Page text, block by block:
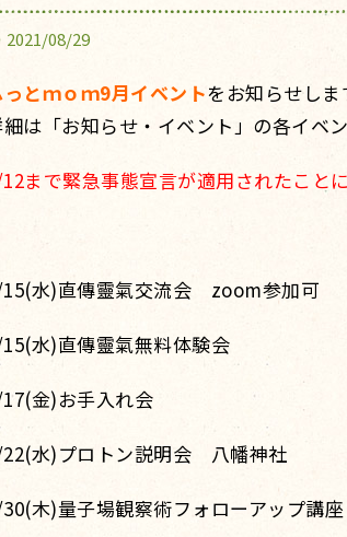
2021/08/29
とｍｏｍ9月イベントをお知らせしま
は「お知らせ・イベント」の各イベ
まで緊急事態宣言が適用されたこと
水)直傳靈氣交流会 zoom参加可
水)直傳靈氣無料体験会
金)お手入れ会
水)プロトン説明会 八幡神社
木)量子場観察術フォローアップ講